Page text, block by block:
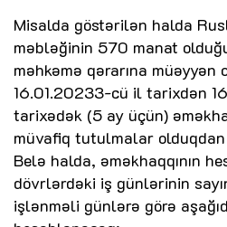
Misalda göstərilən halda
məbləğinin 570 manat
məhkəmə qərarına müəyyən
16.01.20233-cü il tarixdən
tarixədək (5 ay üçün)
müvafiq tutulmalar
Belə halda, əməkhaqqının
dövrlərdəki iş günlərinin
işlənməli günlərə görə